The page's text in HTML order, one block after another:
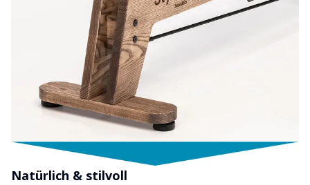
Natürlich & stilvoll